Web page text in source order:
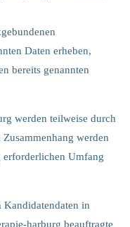
Daten erheben,
bereits genannten
werden teilweise durch
werden
erforderlichen Umfang
in
harburg beauftragte